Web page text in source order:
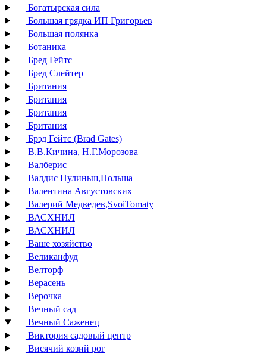
Богатырская сила
Большая грядка ИП Григорьев
Большая полянка
Ботаника
Бред Гейтс
Бред Слейтер
Британия
Британия
Британия
Британия
Брэд Гейтс (Brad Gates)
В.В.Кичина, Н.Г.Морозова
Валберис
Валдис Пулиньш,Польша
Валентина Августовских
Валерий Медведев,SvoiTomaty
ВАСХНИЛ
ВАСХНИЛ
Ваше хозяйство
Великанфуд
Велторф
Верасень
Верочка
Вечный сад
Вечный Саженец
Виктория садовый центр
Висячий козий рог